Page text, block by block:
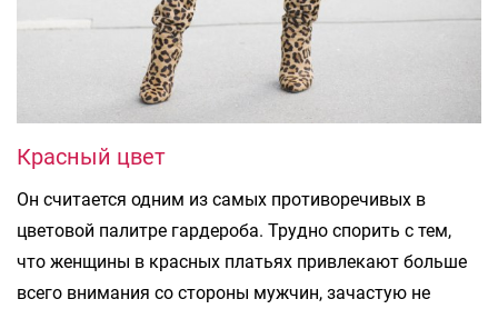
Красный цвет
Он считается одним из самых противоречивых в
цветовой палитре гардероба. Трудно спорить с тем,
что женщины в красных платьях привлекают больше
всего внимания со стороны мужчин, зачастую не